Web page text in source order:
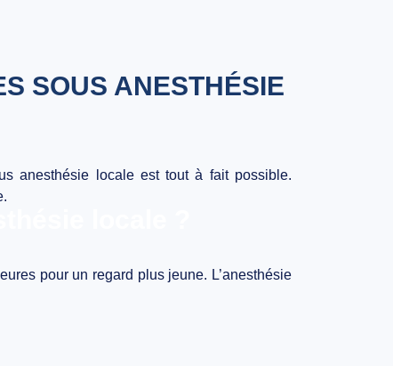
locale ?
SOUS ANESTHÉSIE
anesthésie locale est tout à fait possible.
pour un regard plus jeune. L’anesthésie